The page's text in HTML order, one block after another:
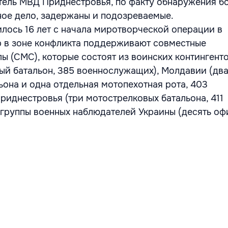
дело, задержаны и подозреваемые.
16 лет с начала миротворческой операции в
зоне конфликта поддерживают совместные
(СМС), которые состоят из воинских
батальон, 385 военнослужащих), Молдавии (два
и одна отдельная мотопехотная рота, 403
(три мотострелковых батальона, 411
военных наблюдателей Украины (десять